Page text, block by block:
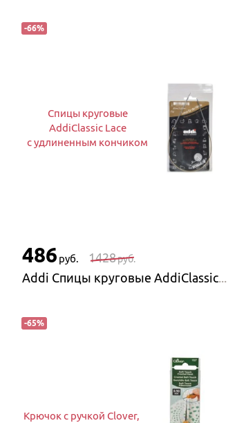
-66%
Спицы круговые
AddiClassic Lace
с удлиненным кончиком
486 руб. 1428руб.
Addi Спицы круговые AddiClassic Lace с удлиненным кончиком
-65%
Крючок с ручкой Clover,